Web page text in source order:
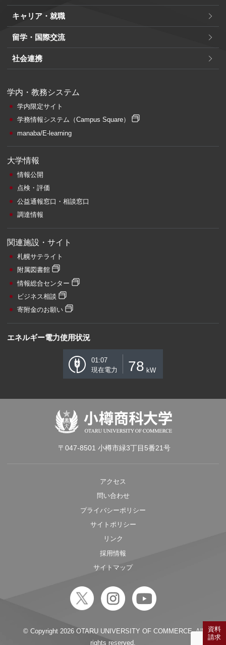
キャリア・就職
留学・国際交流
社会連携
学内・教務システム
学内限定サイト
学務情報システム （Campus Square）
manaba/E-learning
大学情報
情報公開
点検・評価
公益通報窓口・相談窓口
調達情報
関連施設・サイト
札幌サテライト
附属図書館
情報総合センター
ビジネス相談
寄附金のお願い
エネルギー電力使用状況
01:07
現在電力
78 kW
〒047-8501 小樽市緑3丁目5番21号
アクセス
問い合わせ
プライバシーポリシー
サイトポリシー
リンク
採用情報
サイトマップ
© Copyright 2026 OTARU UNIVERSITY OF COMMERCE. All
rights reserved.
資料
請求